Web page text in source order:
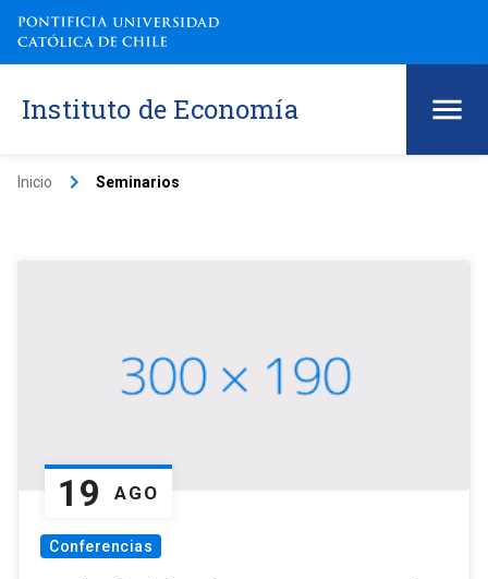
Instituto de Economía
Inicio keyboard_arrow_right Seminarios
19 AGO
Conferencias